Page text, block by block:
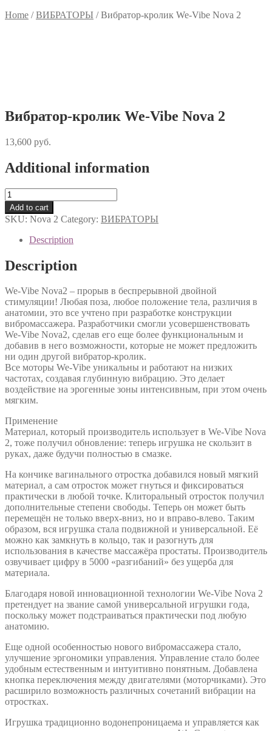
Home /ВИБРАТОРЫ /Вибратор-кролик We-Vibe Nova 2
Вибратор-кролик We-Vibe Nova 2
13,600 руб.
Additional information
Вибратор-
кролик
We-
Vibe
Nova
quantity
Add to cart
SKU: Nova 2 Category: ВИБРАТОРЫ
Description
Description
We-Vibe Nova2 – прорыв в беспрерывной двойной
стимуляции! Любая поза, любое положение тела, различия в
анатомии, это все учтено при разработке конструкции
вибромассажера. Разработчики смогли усовершенствовать
We-Vibe Nova2, сделав его еще более функциональным и
добавив в него возможности, которые не может предложить
ни один другой вибратор-кролик.
Все моторы We-Vibe уникальны и работают на низких
частотах, создавая глубинную вибрацию. Это делает
воздействие на эрогенные зоны интенсивным, при этом очень
мягким.
Применение
Материал, который производитель использует в We-Vibe Nova
2, тоже получил обновление: теперь игрушка не скользит в
руках, даже будучи полностью в смазке.
На кончике вагинального отростка добавился новый мягкий
материал, а сам отросток может гнуться и фиксироваться
практически в любой точке. Клиторальный отросток получил
дополнительные степени свободы. Теперь он может быть
перемещён не только вверх-вниз, но и вправо-влево. Таким
образом, вся игрушка стала подвижной и универсальной. Её
можно как замкнуть в кольцо, так и разогнуть для
использования в качестве массажёра простаты. Производитель
озвучивает цифру в 5000 «разгибаний» без ущерба для
материала.
Благодаря новой инновационной технологии We-Vibe Nova 2
претендует на звание самой универсальной игрушки года,
поскольку может подстраиваться практически под любую
анатомию.
Еще одной особенностью нового вибромассажера стало,
улучшение эргономики управления. Управление стало более
удобным естественным и интуитивно понятным. Добавлена
кнопка переключения между двигателями (моторчиками). Это
расширило возможность различных сочетаний вибрации на
отростках.
Игрушка традиционно водонепроницаема и управляется как